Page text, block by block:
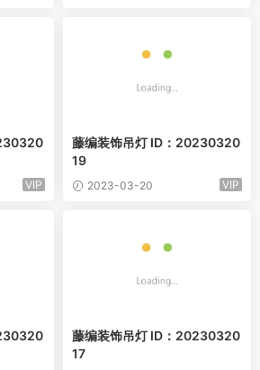
VIP
藤编装饰吊灯 ID：20230320
19
2023-03-20 VIP
藤编装饰吊灯 ID：20230320
17